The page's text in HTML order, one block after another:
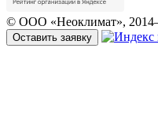
© ООО «Неоклимат»,
Оставить заявку